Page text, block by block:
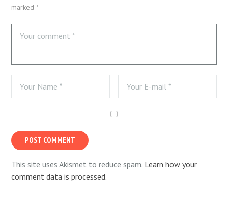
marked *
This site uses Akismet to reduce spam. Learn how your
comment data is processed.